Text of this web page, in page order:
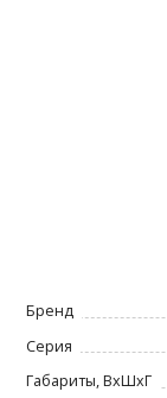
Бренд
Серия
Габариты, ВxШxГ